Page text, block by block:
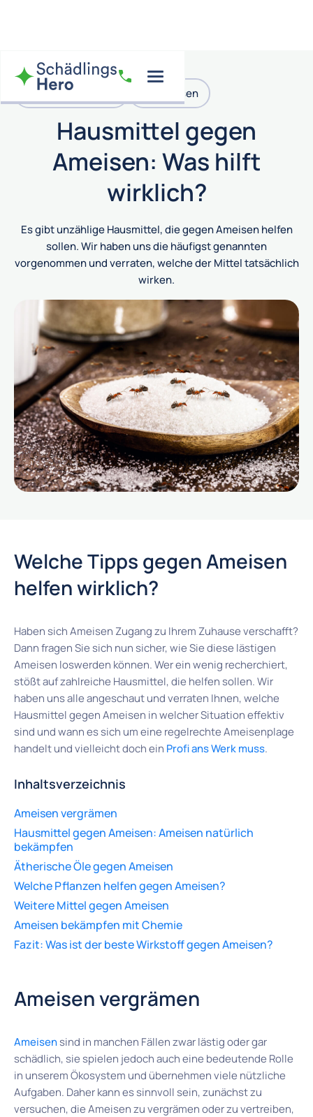
Pharaoameisen Ameisen
Hausmittel gegen
Ameisen: Was hilft
wirklich?
Es gibt unzählige Hausmittel, die gegen Ameisen helfen
sollen. Wir haben uns die häufigst genannten
vorgenommen und verraten, welche der Mittel tatsächlich
wirken.
Welche Tipps gegen Ameisen
helfen wirklich?
Haben sich Ameisen Zugang zu Ihrem Zuhause verschafft?
Dann fragen Sie sich nun sicher, wie Sie diese lästigen
Ameisen loswerden können. Wer ein wenig recherchiert,
stößt auf zahlreiche Hausmittel, die helfen sollen. Wir
haben uns alle angeschaut und verraten Ihnen, welche
Hausmittel gegen Ameisen in welcher Situation effektiv
sind und wann es sich um eine regelrechte Ameisenplage
handelt und vielleicht doch ein Profi ans Werk muss.
Inhaltsverzeichnis
Ameisen vergrämen
Hausmittel gegen Ameisen: Ameisen natürlich
bekämpfen
Ätherische Öle gegen Ameisen
Welche Pflanzen helfen gegen Ameisen?
Weitere Mittel gegen Ameisen
Ameisen bekämpfen mit Chemie
Fazit: Was ist der beste Wirkstoff gegen Ameisen?
Ameisen vergrämen
Ameisensind in manchen Fällen zwar lästig oder gar
schädlich, sie spielen jedoch auch eine bedeutende Rolle
in unserem Ökosystem und übernehmen viele nützliche
Aufgaben. Daher kann es sinnvoll sein, zunächst zu
versuchen, die Ameisen zu vergrämen oder zu vertreiben,